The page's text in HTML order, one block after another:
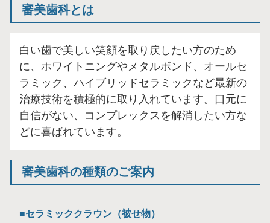
審美歯科とは
白い歯で美しい笑顔を取り戻したい方のため
に、ホワイトニングやメタルボンド、オールセ
ラミック、ハイブリッドセラミックなど最新の
治療技術を積極的に取り入れています。口元に
自信がない、コンプレックスを解消したい方な
どに喜ばれています。
審美歯科の種類のご案内
セラミッククラウン（被せ物）